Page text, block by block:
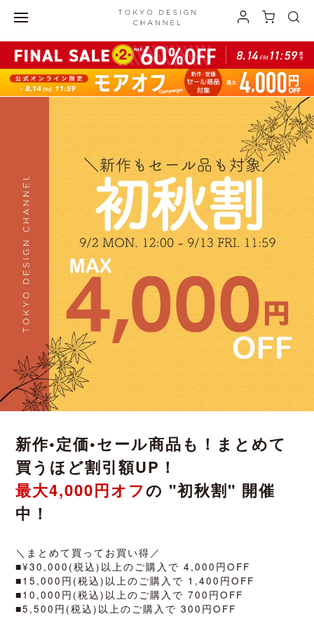
新作•定価•セール商品も！まとめて
買うほど割引額UP！
最大4,000円オフの "初秋割" 開催
中！
＼まとめて買ってお買い得／
■¥30,000(税込)以上のご購入で 4,000円OFF
■15,000円(税込)以上のご購入で 1,400円OFF
■10,000円(税込)以上のご購入で 700円OFF
■5,500円(税込)以上のご購入で 300円OFF